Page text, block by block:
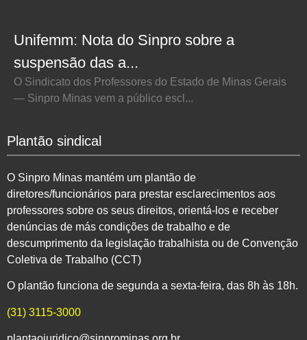
Unifemm: Nota do Sinpro sobre a
suspensão das a...
O Sindicato dos Professores do Estado de Minas Gerais
— Sinpro Minas vem a público escl...
Plantão sindical
O Sinpro Minas mantém um plantão de
diretores/funcionários para prestar esclarecimentos aos
professores sobre os seus direitos, orientá-los e receber
denúncias de más condições de trabalho e de
descumprimento da legislação trabalhista ou de Convenção
Coletiva de Trabalho (CCT)
O plantão funciona de segunda a sexta-feira, das 8h às 18h.
(31) 3115-3000